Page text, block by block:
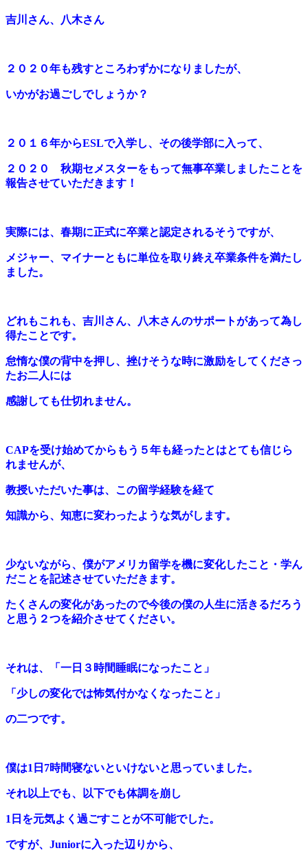
吉川さん、八木さん
２０２０年も残すところわずかになりましたが、
いかがお過ごしでしょうか？
２０１６年からESLで入学し、その後学部に入って、
２０２０ 秋期セメスターをもって無事卒業しましたことを
報告させていただきます！
実際には、春期に正式に卒業と認定されるそうですが、
メジャー、マイナーともに単位を取り終え 卒業条件を満たし
ました。
どれもこれも、吉川さん、八木さんのサポートがあって為し
得たことです。
怠惰な僕の背中を押し、挫けそうな時に激励をしてくださっ
たお二人には
感謝しても仕切れません。
CAPを受け始めてからもう５年も経ったとはとても信じら
れませんが、
教授いただいた事は、この留学経験を経て
知識から、知恵に変わったような気がします。
少ないながら、僕がアメリカ留学を機に変化したこと・学ん
だことを記述させていただきます。
たくさんの変化があったので今後の僕の人生に活きるだろう
と思う２つを紹介させてください。
それは、「 一日３時間睡眠になったこと」
「少しの変化では怖気付かなくなったこと」
の二つです。
僕は1日7時間寝ないといけないと思っていました。
それ以上でも、以下でも体調を崩し
1日を元気よく過ごすことが不可能でした。
ですが、Juniorに入った辺りから、